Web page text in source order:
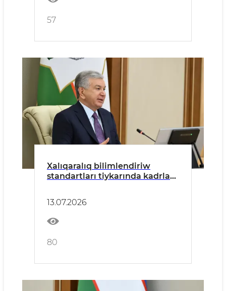
57
Xalıqaralıq bilimlendiriw
standartları tiykarında kadrlar
13.07.2026
80